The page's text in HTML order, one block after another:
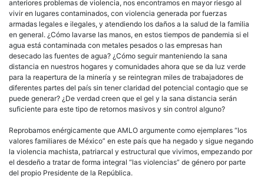
anteriores problemas de violencia, nos encontramos en mayor riesgo al
vivir en lugares contaminados, con violencia generada por fuerzas
armadas legales e ilegales, y atendiendo los daños a la salud de la familia
en general. ¿Cómo lavarse las manos, en estos tiempos de pandemia si el
agua está contaminada con metales pesados o las empresas han
desecado las fuentes de agua? ¿Cómo seguir manteniendo la sana
distancia en nuestros hogares y comunidades ahora que se da luz verde
para la reapertura de la minería y se reintegran miles de trabajadores de
diferentes partes del país sin tener claridad del potencial contagio que se
puede generar? ¿De verdad creen que el gel y la sana distancia serán
suficiente para este tipo de retornos masivos y sin control alguno?
Reprobamos enérgicamente que AMLO argumente como ejemplares “los
valores familiares de México” en este país que ha negado y sigue negando
la violencia machista, patriarcal y estructural que vivimos, empezando por
el desdeño a tratar de forma integral “las violencias” de género por parte
del propio Presidente de la República.